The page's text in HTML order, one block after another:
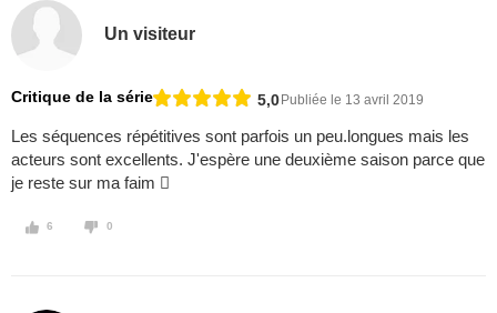
Un visiteur
Critique de la série 5,0Publiée le 13 avril 2019
Les séquences répétitives sont parfois un peu.longues mais les
acteurs sont excellents. J'espère une deuxième saison parce que
je reste sur ma faim 
6 0